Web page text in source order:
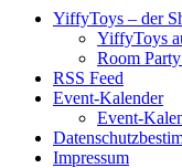
YiffyToys – der
YiffyToys
Room
RSS Feed
Event-Kalender
Event-
Impressum